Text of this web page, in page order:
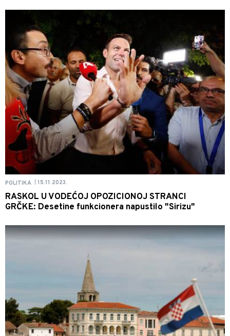
POLITIKA 15.11.2023.
RASKOL U VODEĆOJ OPOZICIONOJ STRANCI
GRČKE: Desetine funkcionera napustilo "Sirizu"